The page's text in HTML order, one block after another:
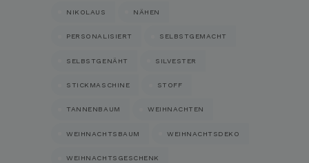
NIKOLAUS NÄHEN
PERSONALISIERT SELBSTGEMACHT
SELBSTGENÄHT SILVESTER
STICKMASCHINE STOFF
TANNENBAUM WEIHNACHTEN
WEIHNACHTSBAUM WEIHNACHTSDEKO
WEIHNACHTSGESCHENK